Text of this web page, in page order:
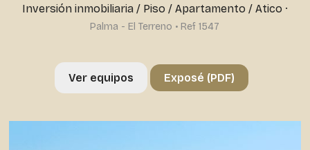
Inversión inmobiliaria/ Piso / Apartamento / Atico ·
Palma - El Terreno • Ref 1547
Ver equipos Exposé (PDF)